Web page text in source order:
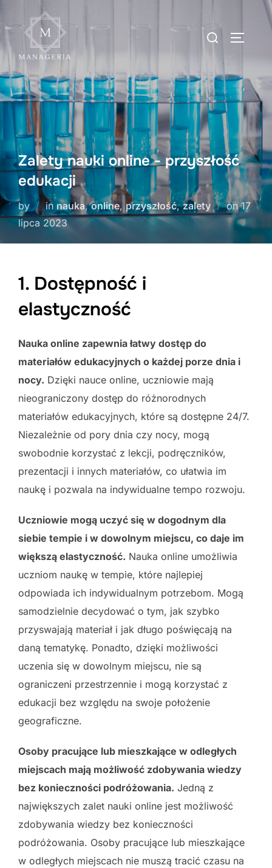
to
content
Search
Zalety nauki online - przyszłość
edukacji
by innauka,online, przyszłość,zalety onPosted
on
17
lipca 2023
1. Dostępność i
elastyczność
Nauka online zapewnia łatwy dostęp do
materiałów edukacyjnych o każdej porze dnia i
nocy. Dzięki nauce online, uczniowie mają
nieograniczony dostęp do różnorodnych
materiałów edukacyjnych, które są dostępne 24/7.
Niezależnie od pory dnia czy nocy, mogą
swobodnie korzystać z lekcji, podręczników,
prezentacji i innych materiałów, co ułatwia im
naukę i pozwala na indywidualne tempo rozwoju.
Uczniowie mogą uczyć się w dogodnym dla
siebie tempie i w dowolnym miejscu, co daje im
większą elastyczność. Nauka online umożliwia
uczniom naukę w tempie, które najlepiej
odpowiada ich indywidualnym potrzebom. Mogą
samodzielnie decydować o tym, jak szybko
przyswajają materiał i jak długo poświęcają na
daną tematykę. Ponadto, dzięki możliwości
uczenia się w dowolnym miejscu, nie są
ograniczeni przestrzennie i mogą korzystać z
edukacji bez względu na swoje położenie
geograficzne.
Osoby pracujące lub mieszkające w odległych
miejscach mają możliwość zdobywania wiedzy
bez konieczności podróżowania. Jedną z
największych zalet nauki online jest możliwość
zdobywania wiedzy bez konieczności
podróżowania. Osoby pracujące lub mieszkające
w odległych miejscach nie muszą tracić czasu na